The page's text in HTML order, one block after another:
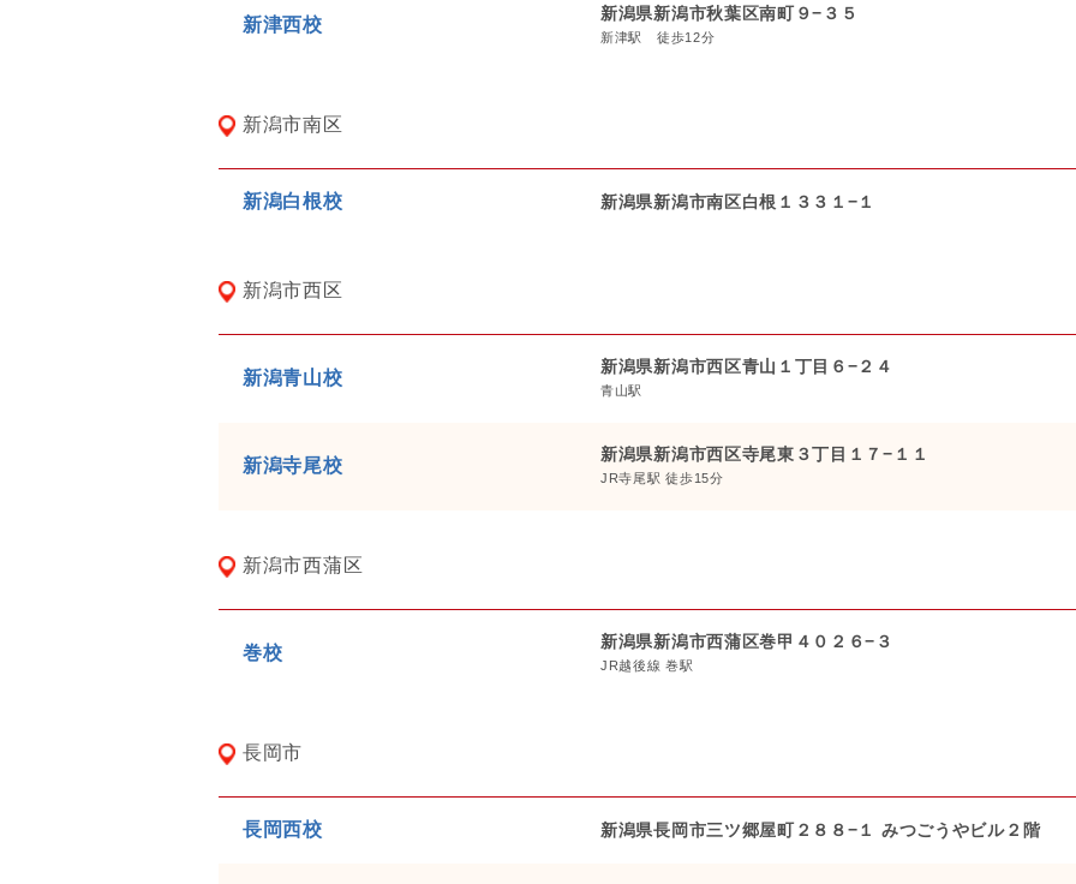
新津西校
新潟県新潟市秋葉区南町９−３５
新津駅 徒歩12分
新潟市南区
新潟白根校 新潟県新潟市南区白根１３３１−１
新潟市西区
新潟青山校
新潟県新潟市西区青山１丁目６−２４
青山駅
新潟寺尾校
新潟県新潟市西区寺尾東３丁目１７−１１
JR寺尾駅 徒歩15分
新潟市西蒲区
巻校
新潟県新潟市西蒲区巻甲４０２６−３
JR越後線 巻駅
長岡市
長岡西校 新潟県長岡市三ツ郷屋町２８８−１ みつごうやビル２階